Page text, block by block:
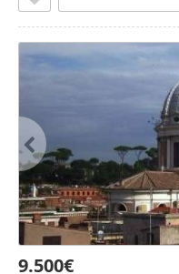
9.500€